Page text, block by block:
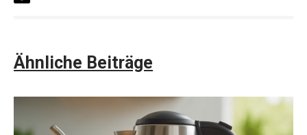
Ähnliche Beiträge